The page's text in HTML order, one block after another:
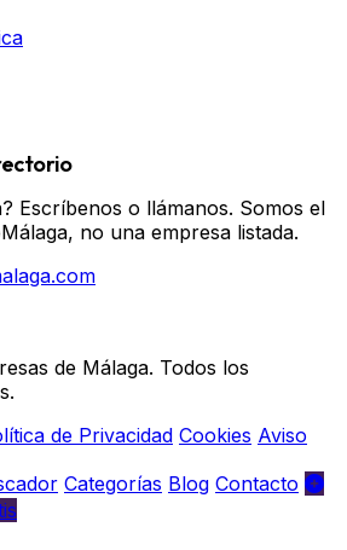
Escríbenos o llámanos. Somos el
no una empresa listada.
de Málaga. Todos los
de Privacidad Cookies Aviso
Categorías Blog Contacto